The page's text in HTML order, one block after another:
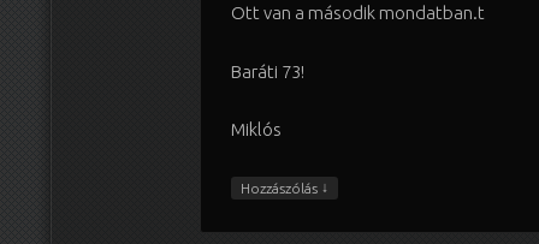
Ott van a második mondatban.t
Baráti 73!
Miklós
Hozzászólás ↓